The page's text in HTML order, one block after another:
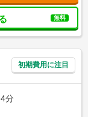
無料
初期費用に注目
分